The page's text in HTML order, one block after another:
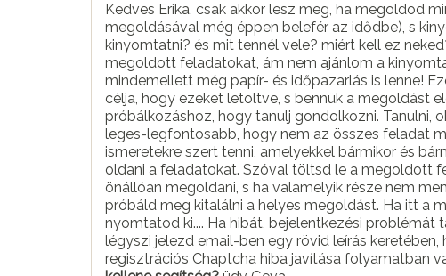
Kedves Erika, csak akkor lesz meg, ha megoldod
megoldásával még éppen belefér az idődbe), s
kinyomtatni? és mit tennél vele? miért kell ez
megoldott feladatokat, ám nem ajánlom a
mindemellett még papír- és időpazarlás is lenne! Ezeknek a megoldott feladatoknak az lenne a
célja, hogy ezeket letöltve, s bennük a megoldást
próbálkozáshoz, hogy tanulj gondolkozni. Tanulni, okulni csakis a munkafüzetből lehet, s talán a
leges-legfontosabb, hogy nem az összes feladat
ismeretekre szert tenni, amelyekkel bármikor és
oldani a feladatokat. Szóval töltsd le a megoldott feladatokat (ehhez be kell jelentkezni), próbáld
önállóan megoldani, s ha valamelyik része nem
próbáld meg kitalálni a helyes megoldást. Ha itt a
nyomtatod ki.... Ha hibát, bejelentkezési problémát tapasztalsz a gevapc.hu oldalain, akkor
légyszi jelezd email-ben egy rövid leírás
regisztrációs Chaptcha hiba javítása folyamatban